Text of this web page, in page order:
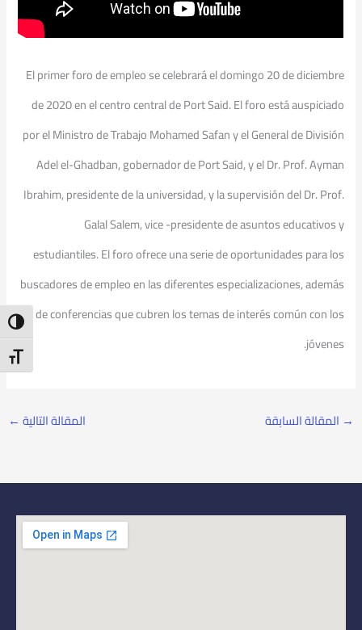
El primer foro de empleo se celebrará el domingo 20 de diciembre
de 2020 en el centro central de Port Said. El foro está auspiciado
por el Ministro de Trabajo Mohamed Safan y el General de División
Adel el-Ghadban, gobernador de Port Said, y el Dr. Prof. Ayman
Ibrahim, presidente de la universidad, y la supervisión del Dr. Prof.
Galal Salem, vice -presidente de asuntos educativos y
estudiantiles. El foro ofrece una serie de oportunidades para los
buscadores de empleo en las diferentes especializaciones, además
de conferencias que cubren los temas de interés común con los
jóvenes.
→ المقالة السابقة المقالة التالية ←